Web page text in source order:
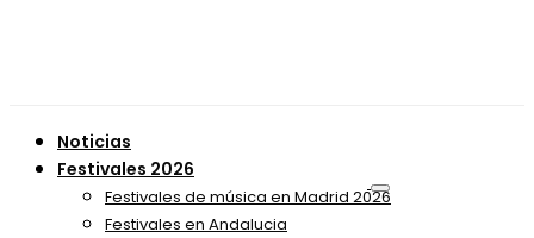
Noticias
Festivales 2026
Festivales de música en Madrid 2026
Festivales en Andalucia